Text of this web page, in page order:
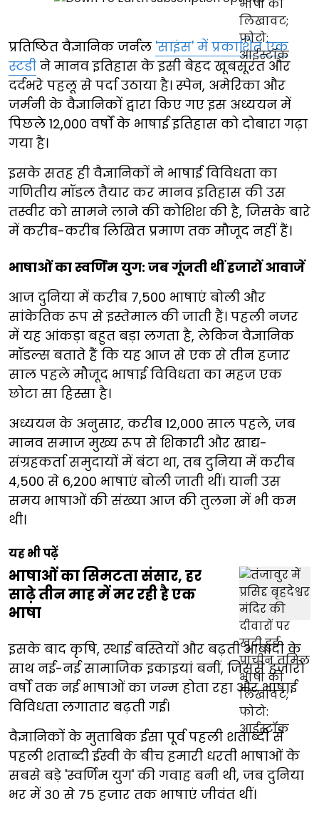
प्रतिष्ठित वैज्ञानिक जर्नल 'साइंस' में प्रकाशित एक
स्टडी ने मानव इतिहास के इसी बेहद खूबसूरत और
दर्दभरे पहलू से पर्दा उठाया है। स्पेन, अमेरिका और
जर्मनी के वैज्ञानिकों द्वारा किए गए इस अध्ययन में
पिछले 12,000 वर्षों के भाषाई इतिहास को दोबारा गढ़ा
गया है।
इसके सतह ही वैज्ञानिकों ने भाषाई विविधता का
गणितीय मॉडल तैयार कर मानव इतिहास की उस
तस्वीर को सामने लाने की कोशिश की है, जिसके बारे
में करीब-करीब लिखित प्रमाण तक मौजूद नहीं हैं।
भाषाओं का स्वर्णिम युग: जब गूंजती थीं हजारों आवाजें
आज दुनिया में करीब 7,500 भाषाएं बोली और
सांकेतिक रूप से इस्तेमाल की जाती हैं। पहली नजर
में यह आंकड़ा बहुत बड़ा लगता है, लेकिन वैज्ञानिक
मॉडल्स बताते हैं कि यह आज से एक से तीन हजार
साल पहले मौजूद भाषाई विविधता का महज एक
छोटा सा हिस्सा है।
अध्ययन के अनुसार, करीब 12,000 साल पहले, जब
मानव समाज मुख्य रूप से शिकारी और खाद्य-
संग्रहकर्ता समुदायों में बंटा था, तब दुनिया में करीब
4,500 से 6,200 भाषाएं बोली जाती थीं। यानी उस
समय भाषाओं की संख्या आज की तुलना में भी कम
थी।
यह भी पढ़ें
भाषाओं का सिमटता संसार, हर
साढ़े तीन माह में मर रही है एक
भाषा
इसके बाद कृषि, स्थाई बस्तियों और बढ़ती आबादी के
साथ नई-नई सामाजिक इकाइयां बनीं, जिससे हजारों
वर्षों तक नई भाषाओं का जन्म होता रहा और भाषाई
विविधता लगातार बढ़ती गई।
वैज्ञानिकों के मुताबिक ईसा पूर्व पहली शताब्दी से
पहली शताब्दी ईस्वी के बीच हमारी धरती भाषाओं के
सबसे बड़े 'स्वर्णिम युग' की गवाह बनी थी, जब दुनिया
भर में 30 से 75 हजार तक भाषाएं जीवंत थीं।